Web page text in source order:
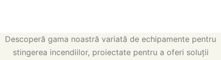
Descoperă gama noastră variată de echipamente pentru
stingerea incendiilor, proiectate pentru a oferi soluții